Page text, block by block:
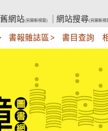
舊網站(另開新視窗) 網站搜尋(另開新視
書報雜誌區 書目查詢